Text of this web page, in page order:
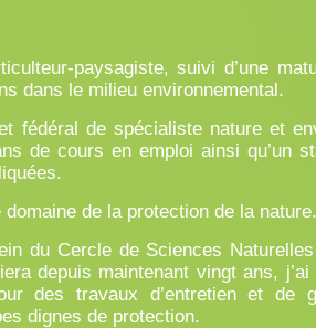
paysagiste, suivi d’une
dans le milieu environnemental.
fédéral de spécialiste nature et
de cours en emploi ainsi qu’un
de la protection de la nature.
du Cercle de Sciences
depuis maintenant vingt ans,
des travaux d’entretien et de
dignes de protection.